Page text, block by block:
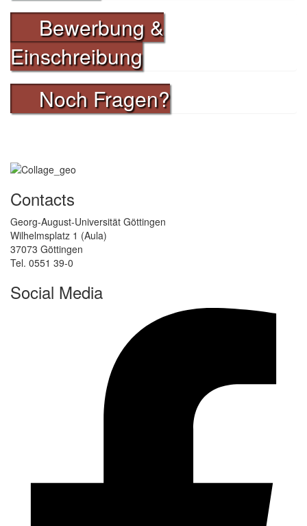
Bewerbung &
Einschreibung
Noch Fragen?
Contacts
Georg-August-Universität Göttingen
Wilhelmsplatz 1 (Aula)
37073 Göttingen
Tel. 0551 39-0
Social Media